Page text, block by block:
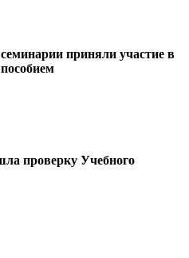
приняли участие в
проверку Учебного